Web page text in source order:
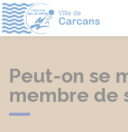
Peut-on se
membre de